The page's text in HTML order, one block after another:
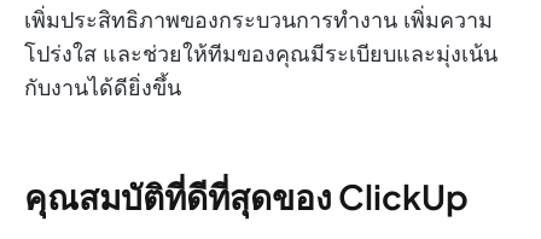
เพิ่มประสิทธิภาพของกระบวนการทำงาน เพิ่มความ
โปร่งใส และช่วยให้ทีมของคุณมีระเบียบและมุ่งเน้น
กับงานได้ดียิ่งขึ้น
คุณสมบัติที่ดีที่สุดของ ClickUp